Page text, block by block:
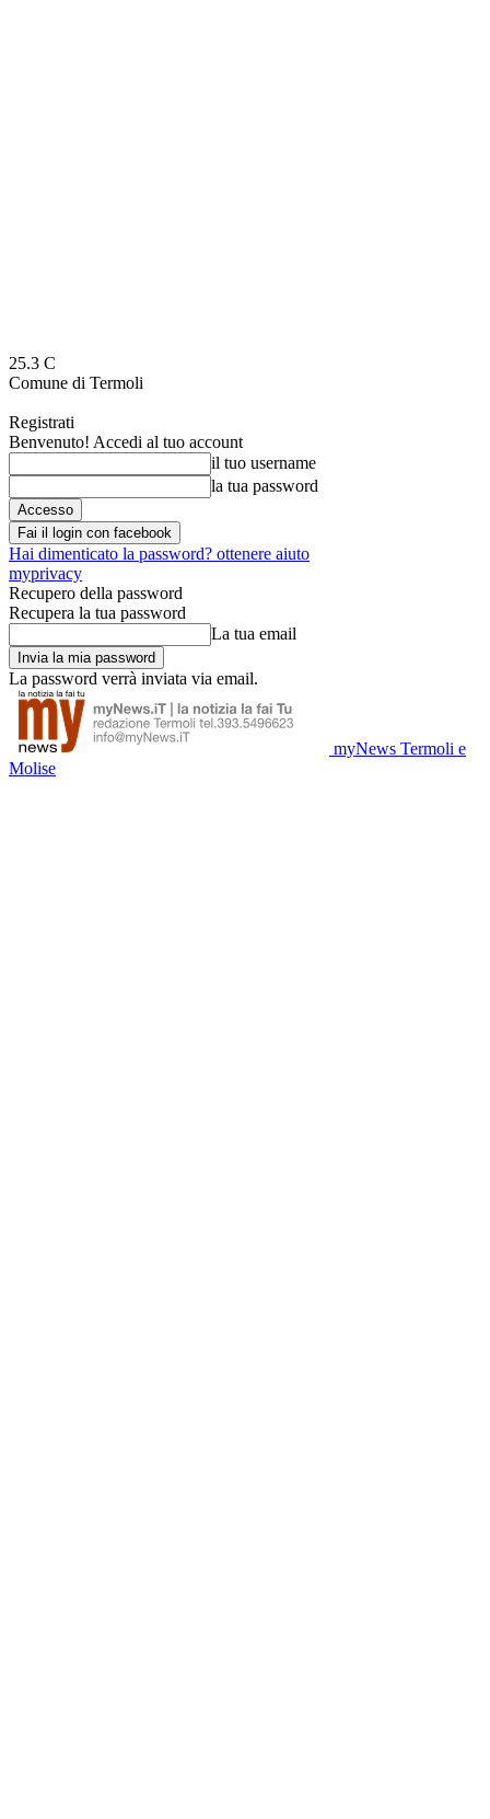
25.3 C
Comune di Termoli
Registrati
Benvenuto! Accedi al tuo account
il tuo username
la tua password
Fai il login con facebook
Hai dimenticato la password? ottenere aiuto
myprivacy
Recupero della password
Recupera la tua password
La tua email
La password verrà inviata via email.
myNews Termoli e
Molise